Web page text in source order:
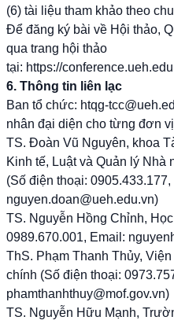
(6) tài liệu tham khảo theo
Để đăng ký bài về Hội thảo,
qua trang hội thảo
tại: https://
6. Thông tin liên lạc
Ban tổ chức: htqg-
nhân đại diện cho từng đơn
TS. Đoàn Vũ Nguyên, khoa
Kinh tế, Luật và Quản lý
(Số điện thoại: 0905.433.177,
nguyen.doan@ueh.edu.vn)
TS. Nguyễn Hồng Chỉnh,
0989.670.001, Email:
ThS. Phạm Thanh Thủy,
chính (Số điện thoại:
phamthanhthuy@mof.gov.vn)
TS. Nguyễn Hữu Mạnh,